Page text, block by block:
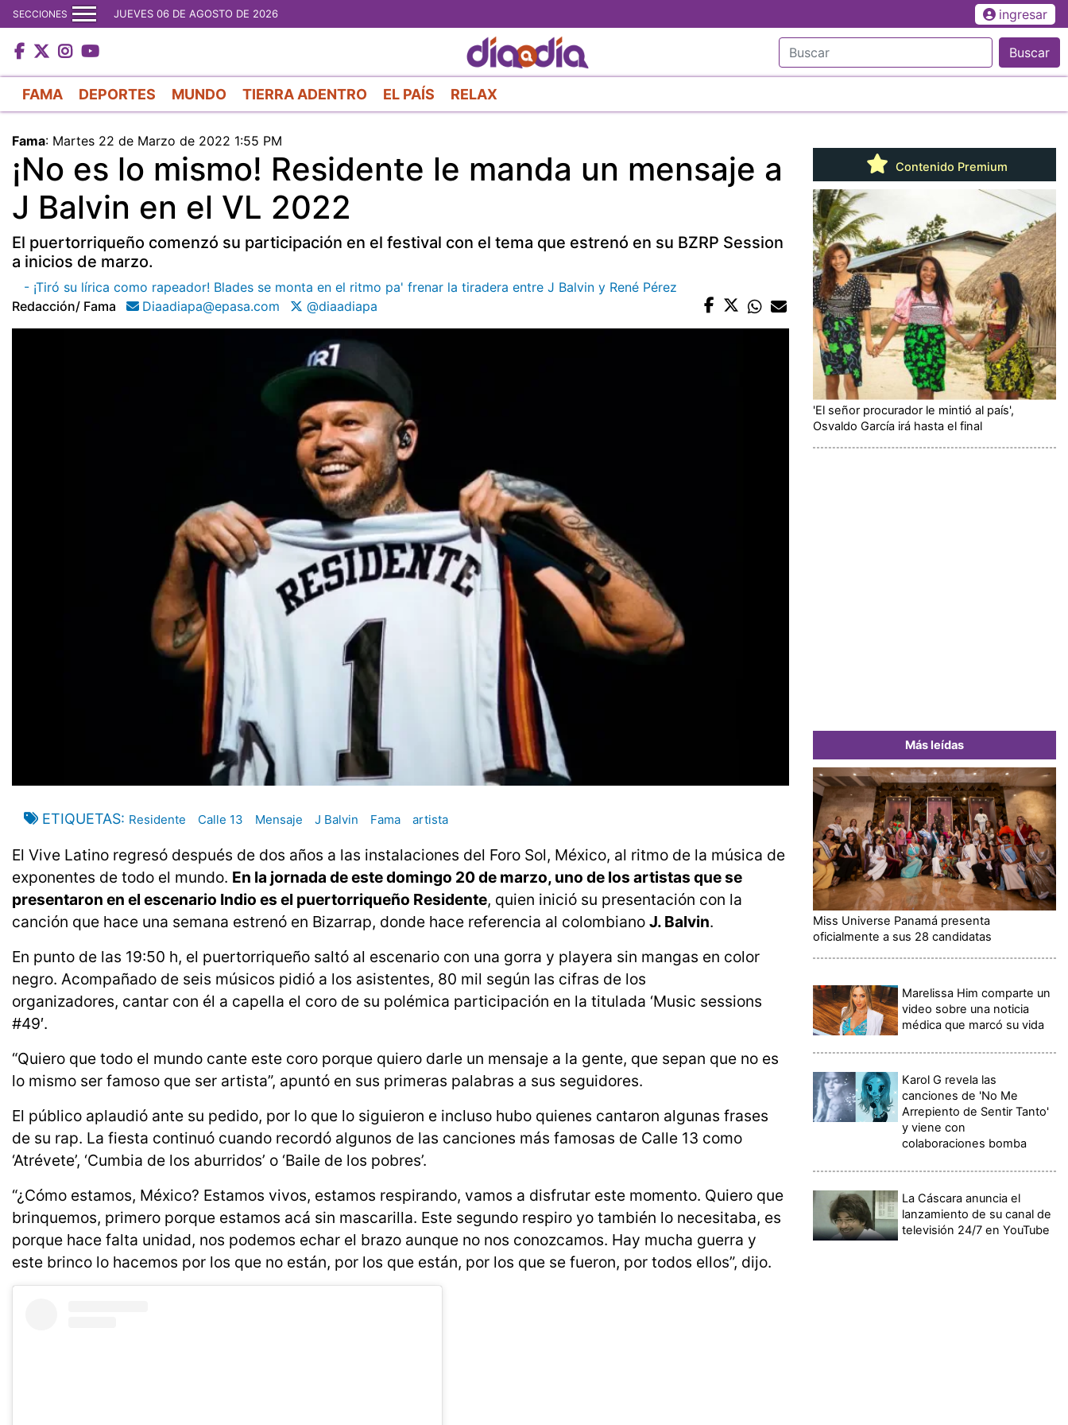
al
contenido
principal
SECCIONES JUEVES 06 DE AGOSTO DE 2026 ingresar
Buscar
FAMA DEPORTES MUNDO TIERRA ADENTRO EL PAÍS RELAX
Fama: Martes 22 de Marzo de 2022 1:55 PM
¡No es lo mismo! Residente le manda un mensaje a
J Balvin en el VL 2022
El puertorriqueño comenzó su participación en el festival con el tema que estrenó en su BZRP Session
a inicios de marzo.
- ¡Tiró su lírica como rapeador! Blades se monta en el ritmo pa' frenar la tiradera entre J Balvin y René Pérez
Redacción/ Fama
Diaadiapa@epasa.com @diaadiapa
ETIQUETAS Residente Calle 13 Mensaje J Balvin Fama artista
El Vive Latino regresó después de dos años a las instalaciones del Foro Sol, México, al ritmo de la música de
exponentes de todo el mundo. En la jornada de este domingo 20 de marzo, uno de los artistas que se
presentaron en el escenario Indio es el puertorriqueño Residente, quien inició su presentación con la
canción que hace una semana estrenó en Bizarrap, donde hace referencia al colombiano J. Balvin.
En punto de las 19:50 h, el puertorriqueño saltó al escenario con una gorra y playera sin mangas en color
negro. Acompañado de seis músicos pidió a los asistentes, 80 mil según las cifras de los
organizadores, cantar con él a capella el coro de su polémica participación en la titulada ‘Music sessions
#49′.
“Quiero que todo el mundo cante este coro porque quiero darle un mensaje a la gente, que sepan que no es
lo mismo ser famoso que ser artista”, apuntó en sus primeras palabras a sus seguidores.
El público aplaudió ante su pedido, por lo que lo siguieron e incluso hubo quienes cantaron algunas frases
de su rap. La fiesta continuó cuando recordó algunos de las canciones más famosas de Calle 13 como
‘Atrévete’, ‘Cumbia de los aburridos’ o ‘Baile de los pobres’.
“¿Cómo estamos, México? Estamos vivos, estamos respirando, vamos a disfrutar este momento. Quiero que
brinquemos, primero porque estamos acá sin mascarilla. Este segundo respiro yo también lo necesitaba, es
porque hace falta unidad, nos podemos echar el brazo aunque no nos conozcamos. Hay mucha guerra y
este brinco lo hacemos por los que no están, por los que están, por los que se fueron, por todos ellos”, dijo.
Contenido Premium
'El señor procurador le mintió al país',
Osvaldo García irá hasta el final
Más leídas
Miss Universe Panamá presenta
oficialmente a sus 28 candidatas
Marelissa Him comparte un
video sobre una noticia
médica que marcó su vida
Karol G revela las
canciones de 'No Me
Arrepiento de Sentir Tanto'
y viene con
colaboraciones bomba
La Cáscara anuncia el
lanzamiento de su canal de
televisión 24/7 en YouTube